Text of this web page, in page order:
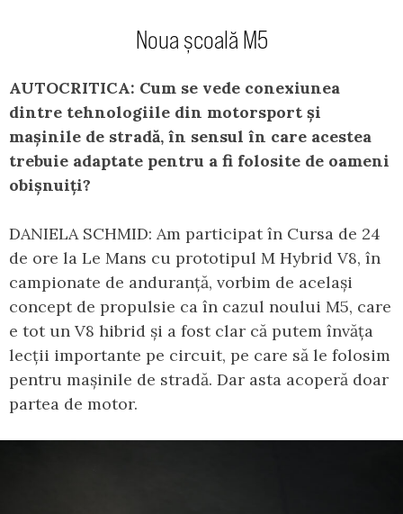
Noua școală M5
AUTOCRITICA: Cum se vede conexiunea
dintre tehnologiile din motorsport și
mașinile de stradă, în sensul în care acestea
trebuie adaptate pentru a fi folosite de oameni
obișnuiți?
DANIELA SCHMID: Am participat în Cursa de 24
de ore la Le Mans cu prototipul M Hybrid V8, în
campionate de anduranță, vorbim de același
concept de propulsie ca în cazul noului M5, care
e tot un V8 hibrid și a fost clar că putem învăța
lecții importante pe circuit, pe care să le folosim
pentru mașinile de stradă. Dar asta acoperă doar
partea de motor.